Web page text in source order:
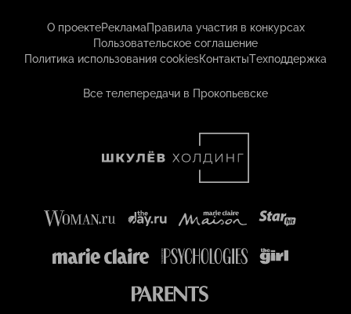
О проектеРекламаПравила участия в конкурсах
Пользовательское соглашение
Политика использования cookiesКонтактыТехподдержка
Все телепередачи в Прокопьевске